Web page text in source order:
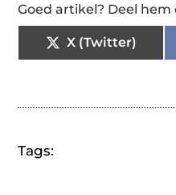
Goed artikel? Deel hem
X (Twitter)
Tags: